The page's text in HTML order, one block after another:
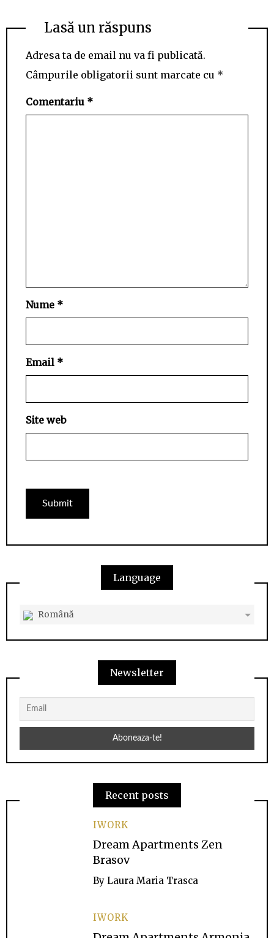
Lasă un răspuns
Adresa ta de email nu va fi publicată.
Câmpurile obligatorii sunt marcate cu *
Comentariu *
Nume *
Email *
Site web
Language
Română
Newsletter
Recent posts
IWORK
Dream Apartments Zen
Brasov
By Laura Maria Trasca
IWORK